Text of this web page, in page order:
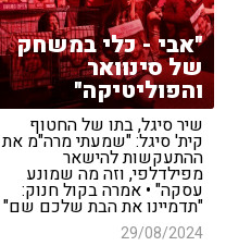
"אבי - כלי במשחק
של סינוואר
והפוליטיקה"
שיר סיגל, בתו של החטוף
קית' סיגל: "שמעתי מרה"מ את
ההתעקשות להישאר
מפילדלפי, וזה מה שמונע
עסקה" • אמרה בקול חנוק:
"תדמיינו את הבת שלכם שם"
29/08/2024